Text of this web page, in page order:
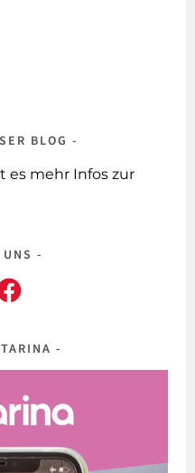
BLOG
es mehr Infos zur